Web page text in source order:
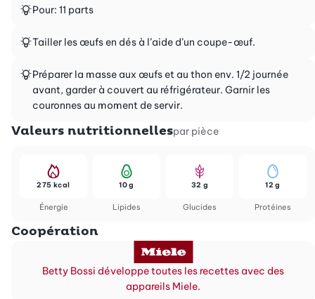
Pour: 11 parts
Tailler les œufs en dés à l’aide d’un coupe-œuf.
Préparer la masse aux œufs et au thon env. 1/2 journée
avant, garder à couvert au réfrigérateur. Garnir les
couronnes au moment de servir.
Valeurs nutritionnellespar pièce
Énergie
275 kcal
Lipides
10 g
Glucides
32 g
Protéines
12 g
Coopération
Betty Bossi développe toutes les recettes avec des
appareils Miele.